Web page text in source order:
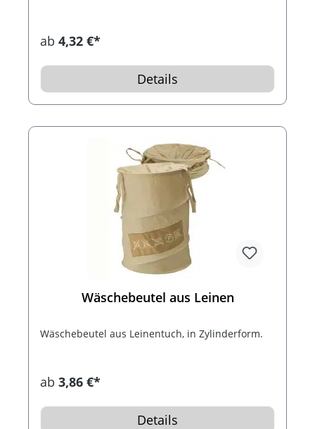
ab 4,32 €*
Details
Wäschebeutel aus Leinen
Wäschebeutel aus Leinentuch, in Zylinderform.
ab 3,86 €*
Details